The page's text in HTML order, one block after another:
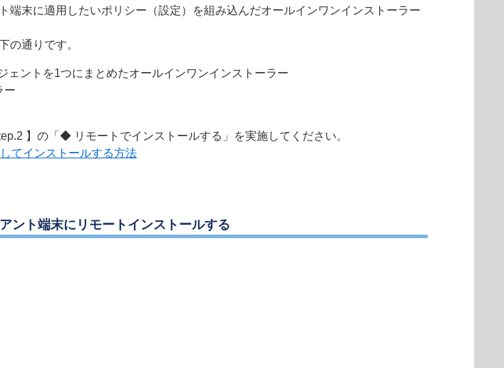
末に適用したいポリシー（設定）を組み込んだオールインワンインストーラー
の通りです。
ントを1つにまとめたオールインワンインストーラー
ー
】の「◆ リモートでインストールする」を実施してください。
てインストールする方法
ント端末にリモートインストールする